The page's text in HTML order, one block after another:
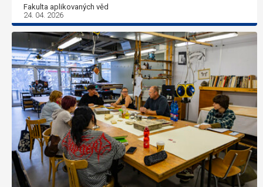
Fakulta aplikovaných věd
24. 04. 2026